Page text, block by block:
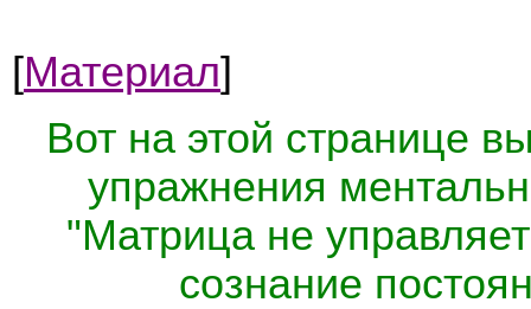
[Материал]
Вот на этой странице
упражнения
"Матрица не
сознание